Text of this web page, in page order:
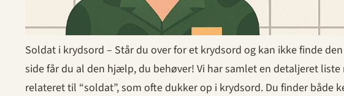
Soldat i krydsord – Står du over for et krydsord og kan ikke finde
side får du al den hjælp, du behøver! Vi har samlet en detaljeret liste
relateret til “soldat”, som ofte dukker op i krydsord. Du finder både